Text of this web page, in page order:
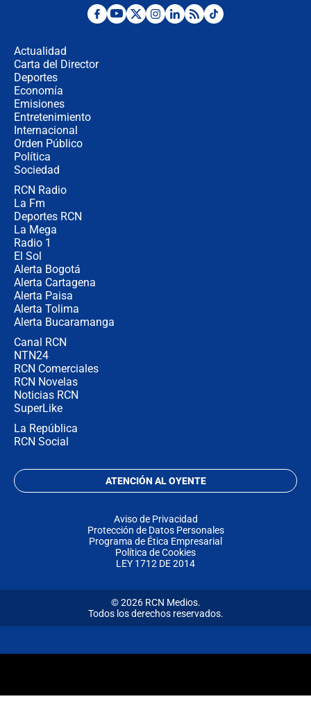
Desde dermatitis hasta infecciones:
Actualidad
Carta del Director
Deportes
Economía
Emisiones
Entretenimiento
Internacional
Orden Público
Política
Sociedad
RCN Radio
La Fm
Deportes RCN
La Mega
Radio 1
El Sol
Alerta Bogotá
Alerta Cartagena
Alerta Paisa
Alerta Tolima
Alerta Bucaramanga
Canal RCN
NTN24
RCN Comerciales
RCN Novelas
Noticias RCN
SuperLike
La República
RCN Social
ATENCIÓN AL OYENTE
Aviso de Privacidad
Protección de Datos Personales
Programa de Ética Empresarial
Política de Cookies
LEY 1712 DE 2014
© 2026 RCN Medios.
Todos los derechos reservados.